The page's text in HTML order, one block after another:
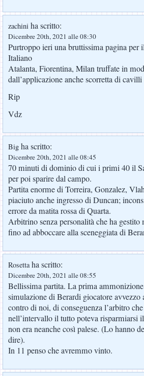
zachini ha scritto:
Dicembre 20th, 2021 alle 08:30
Purtroppo ieri una bruttissima pagina per
Italiano
Atalanta, Fiorentina, Milan truffate in
dall’applicazione anche scorretta di
Rip
Vdz
Big ha scritto:
Dicembre 20th, 2021 alle 08:45
70 minuti di dominio di cui i primi 40 il
per poi sparire dal campo.
Partita enorme di Torreira, Gonzalez,
piaciuto anche ingresso di Duncan;
errore da matita rossa di Quarta.
Arbitrino senza personalità che ha
fino ad abboccare alla sceneggiata di
Rosettaha scritto:
Dicembre 20th, 2021 alle 08:55
Bellissima partita. La prima
simulazione di Berardi giocatore avvezzo
contro di noi, di conseguenza l’arbitro
nell’intervallo il tutto poteva risparmiarsi
non era neanche così palese. (Lo hanno
dire).
In 11 penso che avremmo vinto.